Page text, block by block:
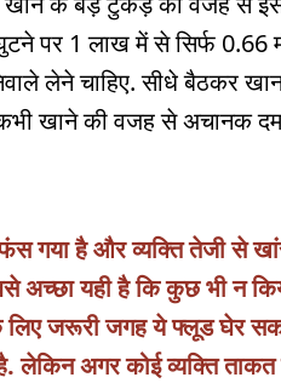
पर 1 लाख में से सिर्फ 0.66
लेने चाहिए. सीधे बैठकर
खाने की वजह से अचानक
गया है और व्यक्ति तेजी से
अच्छा यही है कि कुछ भी न
जरूरी जगह ये फ्लूड घेर
लेकिन अगर कोई व्यक्ति